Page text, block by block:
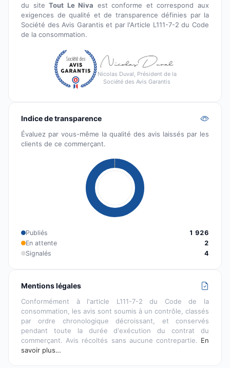
du siteTout Le Niva est conforme et correspond aux
exigences de qualité et de transparence définies par la
Société des Avis Garantis et par l'Article L111-7-2 du Code
de la consommation.
Nicolas Duval, Président de la
Société des Avis Garantis
Indice de transparence
Évaluez par vous-même la qualité des avis laissés par les
clients de ce commerçant.
Publiés
1 926
En attente
2
Signalés
4
Mentions légales
Conformément à l'article L111-7-2 du Code de la
consommation, les avis sont soumis à un contrôle, classés
par ordre chronologique décroissant, et conservés
pendant toute la durée d'exécution du contrat du
commerçant. Avis récoltés sans aucune contrepartie. En
savoir plus…